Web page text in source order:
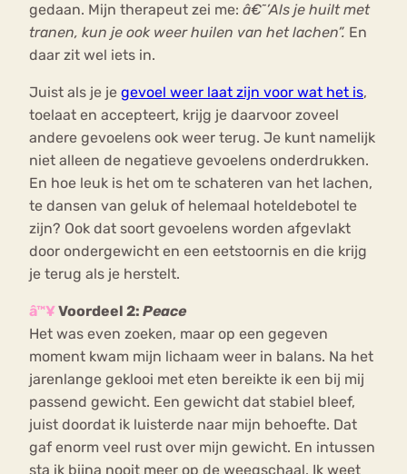
gedaan. Mijn therapeut zei me: â€˜’Als je huilt met
tranen, kun je ook weer huilen van het lachen”. En
daar zit wel iets in.
Juist als je je gevoel weer laat zijn voor wat het is,
toelaat en accepteert, krijg je daarvoor zoveel
andere gevoelens ook weer terug. Je kunt namelijk
niet alleen de negatieve gevoelens onderdrukken.
En hoe leuk is het om te schateren van het lachen,
te dansen van geluk of helemaal hoteldebotel te
zijn? Ook dat soort gevoelens worden afgevlakt
door ondergewicht en een eetstoornis en die krijg
je terug als je herstelt.
â™¥Voordeel 2: Peace
Het was even zoeken, maar op een gegeven
moment kwam mijn lichaam weer in balans. Na het
jarenlange geklooi met eten bereikte ik een bij mij
passend gewicht. Een gewicht dat stabiel bleef,
juist doordat ik luisterde naar mijn behoefte. Dat
gaf enorm veel rust over mijn gewicht. En intussen
sta ik bijna nooit meer op de weegschaal. Ik weet